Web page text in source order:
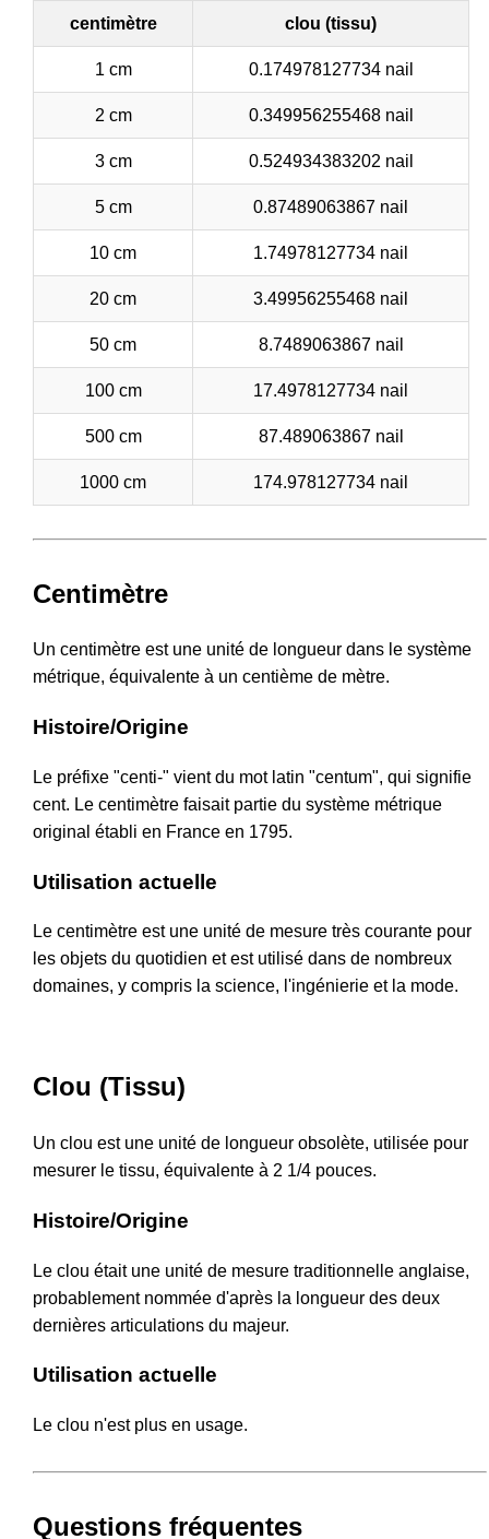
centimètre clou (tissu)
1 cm 0.174978127734 nail
2 cm 0.349956255468 nail
3 cm 0.524934383202 nail
5 cm 0.87489063867 nail
10 cm 1.74978127734 nail
20 cm 3.49956255468 nail
50 cm 8.7489063867 nail
100 cm 17.4978127734 nail
500 cm 87.489063867 nail
1000 cm 174.978127734 nail
Centimètre
Un centimètre est une unité de longueur dans le système
métrique, équivalente à un centième de mètre.
Histoire/Origine
Le préfixe "centi-" vient du mot latin "centum", qui signifie
cent. Le centimètre faisait partie du système métrique
original établi en France en 1795.
Utilisation actuelle
Le centimètre est une unité de mesure très courante pour
les objets du quotidien et est utilisé dans de nombreux
domaines, y compris la science, l'ingénierie et la mode.
Clou (Tissu)
Un clou est une unité de longueur obsolète, utilisée pour
mesurer le tissu, équivalente à 2 1/4 pouces.
Histoire/Origine
Le clou était une unité de mesure traditionnelle anglaise,
probablement nommée d'après la longueur des deux
dernières articulations du majeur.
Utilisation actuelle
Le clou n'est plus en usage.
Questions fréquentes